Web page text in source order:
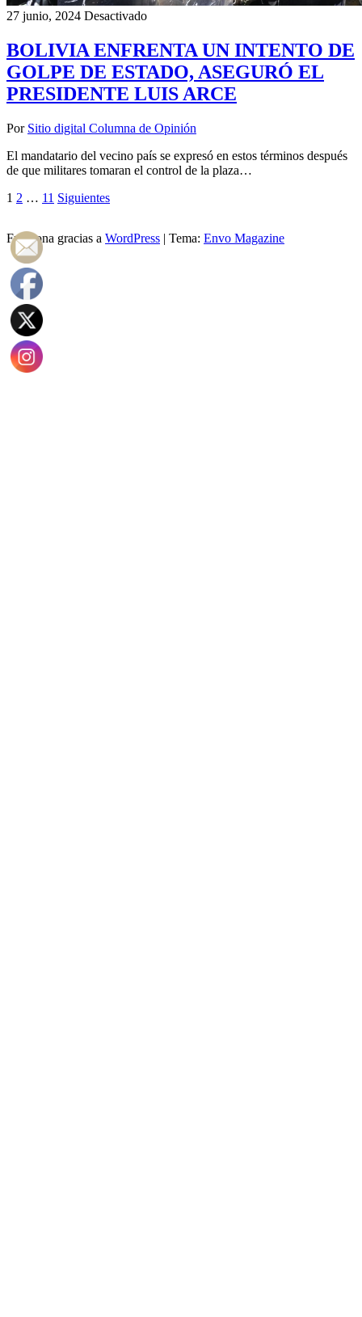
27 junio, 2024 Desactivado
BOLIVIA ENFRENTA UN INTENTO DE
GOLPE DE ESTADO, ASEGURÓ EL
PRESIDENTE LUIS ARCE
Por Sitio digital Columna de Opinión
El mandatario del vecino país se expresó en estos términos después
de que militares tomaran el control de la plaza…
Paginación
entradas
1 2 … 11 Siguientes
Funciona gracias a WordPress | Tema: Envo Magazine